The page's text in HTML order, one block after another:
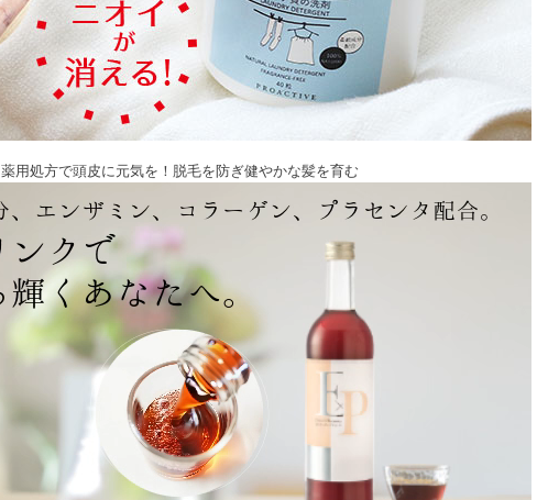
薬用処方で頭皮に元気を！脱毛を防ぎ健やかな髪を育む